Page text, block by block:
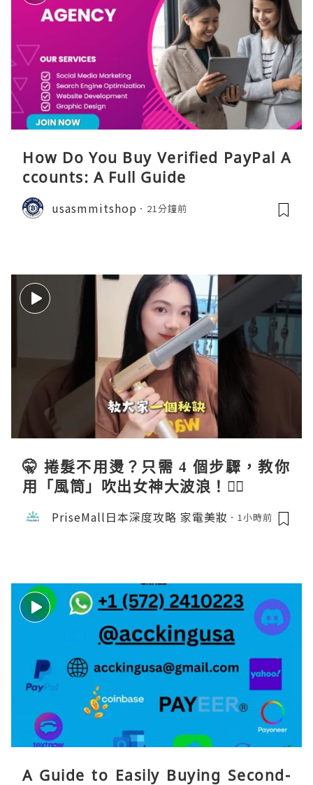
How Do You Buy Verified PayPal A
ccounts: A Full Guide
usasmmitshop 21分鐘前
🤫 捲髮不用燙？只需 4 個步驟，教你
用「風筒」吹出女神大波浪！💇‍♀️
PriseMall日本深度攻略 家電美妝 1小時前
A Guide to Easily Buying Second-